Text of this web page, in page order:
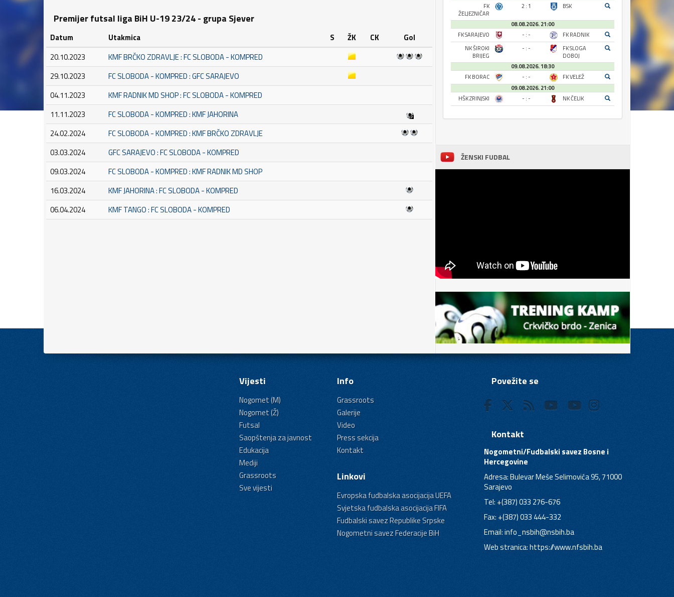
Premijer futsal liga BiH U-19 23/24 - grupa Sjever
Datum Utakmica S ŽK CK
Gol
20.10.2023
KMF BRČKO ZDRAVLJE : FC SLOBODA - KOMPRED
29.10.2023
FC SLOBODA - KOMPRED : GFC SARAJEVO
04.11.2023
KMF RADNIK MD SHOP : FC SLOBODA - KOMPRED
11.11.2023
FC SLOBODA - KOMPRED : KMF JAHORINA
24.02.2024
FC SLOBODA - KOMPRED : KMF BRČKO ZDRAVLJE
03.03.2024
GFC SARAJEVO : FC SLOBODA - KOMPRED
09.03.2024
FC SLOBODA - KOMPRED : KMF RADNIK MD SHOP
16.03.2024
KMF JAHORINA : FC SLOBODA - KOMPRED
06.04.2024
KMF TANGO : FC SLOBODA - KOMPRED
FK
ŽELJEZNIČAR
2 : 1 BSK
08.08.2026. 21:00
FK SARAJEVO
- : -
FK RADNIK
NK ŠIROKI
BRIJEG
- : -
FK SLOGA
DOBOJ
09.08.2026. 18:30
FK BORAC
- : -
FK VELEŽ
09.08.2026. 21:00
HŠK ZRINJSKI
- : - NK ČELIK
ŽENSKI FUDBAL
Vijesti
Nogomet (M)
Nogomet (Ž)
Futsal
Saopštenja za javnost
Edukacija
Mediji
Grassroots
Sve vijesti
Info
Grassroots
Galerije
Video
Press sekcija
Kontakt
Linkovi
Evropska fudbalska asocijacija UEFA
Svjetska fudbalska asocijacija FIFA
Fudbalski savez Republike Srpske
Nogometni savez Federacije BiH
Povežite se
Kontakt
Nogometni/Fudbalski savez Bosne i
Hercegovine
Adresa: Bulevar Meše Selimovića 95, 71000
Sarajevo
Tel: +(387) 033 276-676
Fax: +(387) 033 444-332
Email:info_nsbih@nsbih.ba
Web stranica: https://www.nfsbih.ba